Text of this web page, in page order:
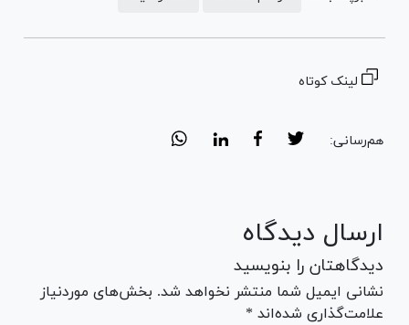
لینک کوتاه
هم‌رسانی:
ارسال دیدگاه
دیدگاهتان را بنویسید
نشانی ایمیل شما منتشر نخواهد شد. بخش‌های موردنیاز
علامت‌گذاری شده‌اند *